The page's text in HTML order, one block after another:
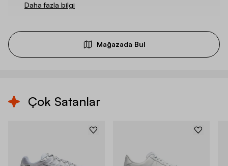
Daha fazla bilgi
Mağazada Bul
Çok Satanlar